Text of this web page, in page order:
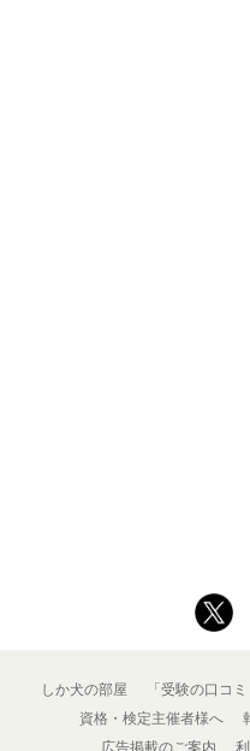
しか犬の部屋 「受験の口コ
資格・検定主催者様へ